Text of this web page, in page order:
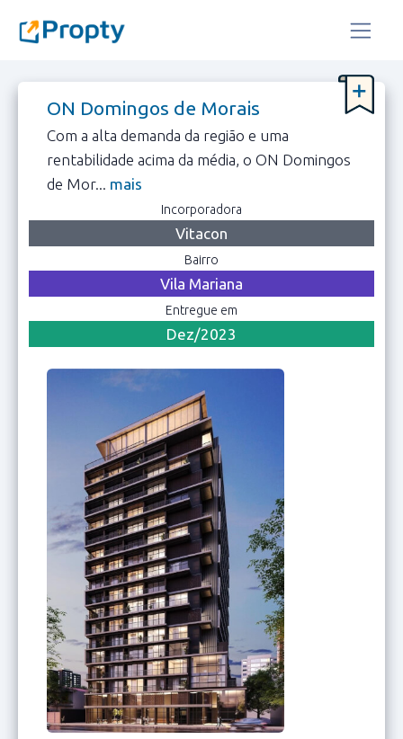
ON Domingos de Morais
Com a alta demanda da região e uma
rentabilidade acima da média, o ON Domingos
de Mor... mais
Incorporadora
Vitacon
Bairro
Vila Mariana
Entregue em
Dez/2023